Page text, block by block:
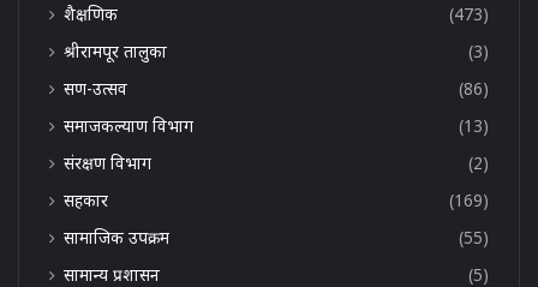
शैक्षणिक
(473)
श्रीरामपूर तालुका
(3)
सण-उत्सव
(86)
समाजकल्याण विभाग
(13)
संरक्षण विभाग
(2)
सहकार
(169)
सामाजिक उपक्रम
(55)
सामान्य प्रशासन
(5)